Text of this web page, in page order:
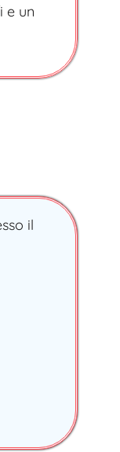
e un
il